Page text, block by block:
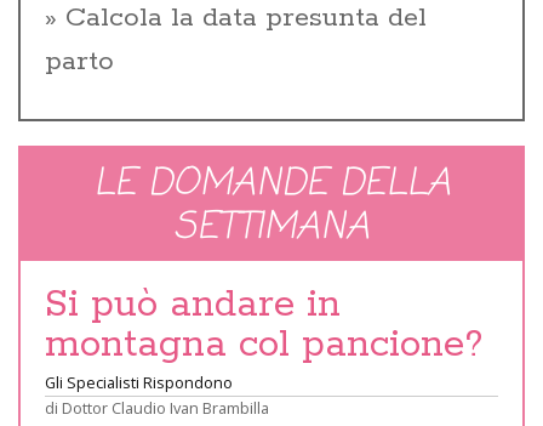
Calcola la data presunta del
parto
LE DOMANDE DELLA
SETTIMANA
Si può andare in
montagna col pancione?
Gli Specialisti Rispondono
di Dottor Claudio Ivan Brambilla